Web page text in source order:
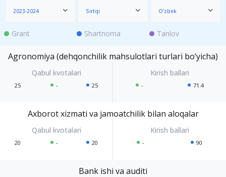
2023-2024 Sirtqi O‘zbek
Grant Shartnoma Tanlov
Agronomiya (dehqonchilik mahsulotlari turlari bo‘yicha)
25 - 25 - 71.4
Axborot xizmati va jamoatchilik bilan aloqalar
20 - 20 - 90
Bank ishi va auditi